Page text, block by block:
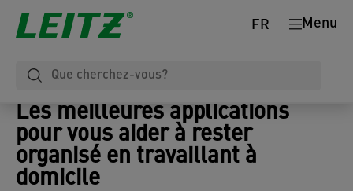
Menu
FR
Les meilleures applications
pour vous aider à rester
organisé en travaillant à
domicile